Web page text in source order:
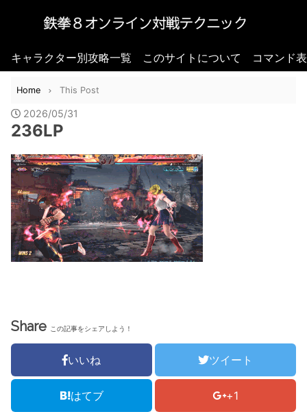
キャラクター別攻略一覧 このサイトについて コマンド
Home This Post
2026/05/31
236LP
Share この記事をシェアしよう！
いいね ツイート
はてブ +1